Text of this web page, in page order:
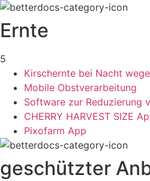
Ernte
5
Kirschernte bei Nacht
Mobile Obstverarbeitung
Software zur Reduzierung
CHERRY HARVEST SIZE
Pixofarm App
geschützter